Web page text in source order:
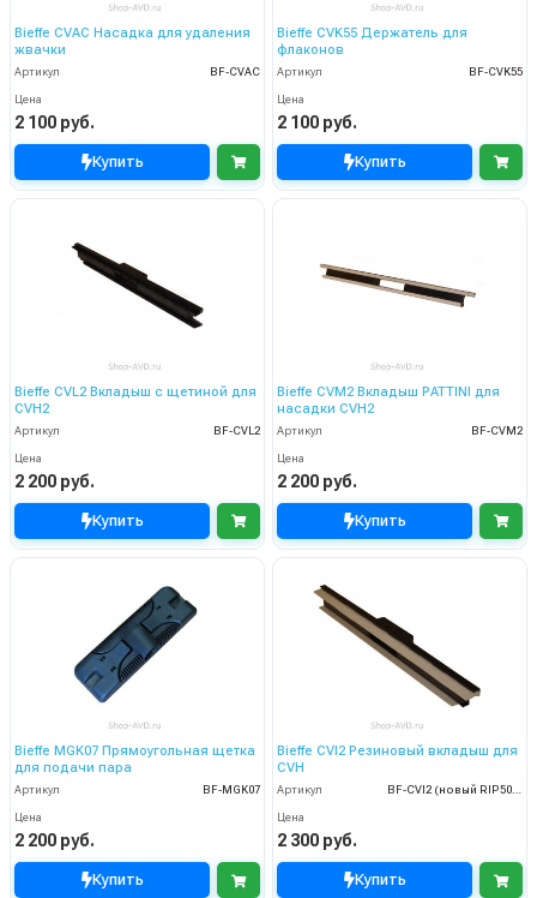
Bieffe CVAC Насадка для удаления
жвачки
Артикул BF-CVAC
Цена
2 100 руб.
Купить
Bieffe CVK55 Держатель для
флаконов
Артикул BF-CVK55
Цена
2 100 руб.
Купить
Bieffe CVL2 Вкладыш с щетиной для
CVH2
Артикул BF-CVL2
Цена
2 200 руб.
Купить
Bieffe CVM2 Вкладыш PATTINI для
насадки CVH2
Артикул BF-CVM2
Цена
2 200 руб.
Купить
Bieffe MGK07 Прямоугольная щетка
для подачи пара
Артикул BF-MGK07
Цена
2 200 руб.
Купить
Bieffe CVI2 Резиновый вкладыш для
CVH
Артикул BF-CVI2 (новый RIP5042)
Цена
2 300 руб.
Купить